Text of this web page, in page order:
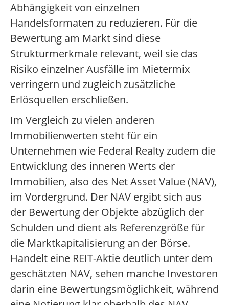
Abhängigkeit von einzelnen
Handelsformaten zu reduzieren. Für die
Bewertung am Markt sind diese
Strukturmerkmale relevant, weil sie das
Risiko einzelner Ausfälle im Mietermix
verringern und zugleich zusätzliche
Erlösquellen erschließen.
Im Vergleich zu vielen anderen
Immobilienwerten steht für ein
Unternehmen wie Federal Realty zudem die
Entwicklung des inneren Werts der
Immobilien, also des Net Asset Value (NAV),
im Vordergrund. Der NAV ergibt sich aus
der Bewertung der Objekte abzüglich der
Schulden und dient als Referenzgröße für
die Marktkapitalisierung an der Börse.
Handelt eine REIT-Aktie deutlich unter dem
geschätzten NAV, sehen manche Investoren
darin eine Bewertungsmöglichkeit, während